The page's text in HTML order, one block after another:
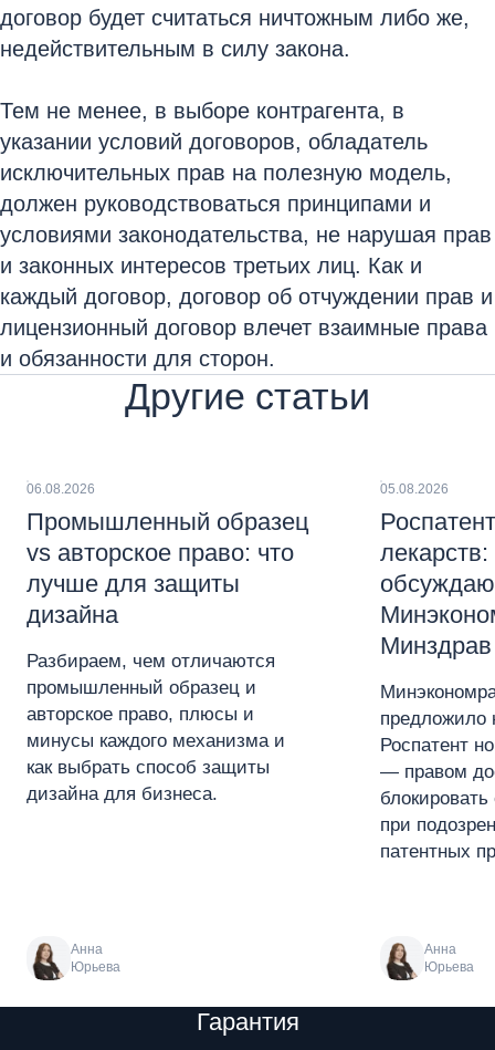
договор будет считаться ничтожным либо же,
недействительным в силу закона.
Тем не менее, в выборе контрагента, в
указании условий договоров, обладатель
исключительных прав на полезную модель,
должен руководствоваться принципами и
условиями законодательства, не нарушая прав
и законных интересов третьих лиц. Как и
каждый договор, договор об отчуждении прав и
лицензионный договор влечет взаимные права
и обязанности для сторон.
Другие статьи
06.08.2026
Промышленный образец
vs авторское право: что
лучше для защиты
дизайна
Разбираем, чем отличаются
промышленный образец и
авторское право, плюсы и
минусы каждого механизма и
как выбрать способ защиты
дизайна для бизнеса.
Анна
Юрьева
05.08.2026
лекарств:
Минздрав
предложило
Роспатент
— правом
блокировать
при
патентных
Анна
Юрьева
Гарантия